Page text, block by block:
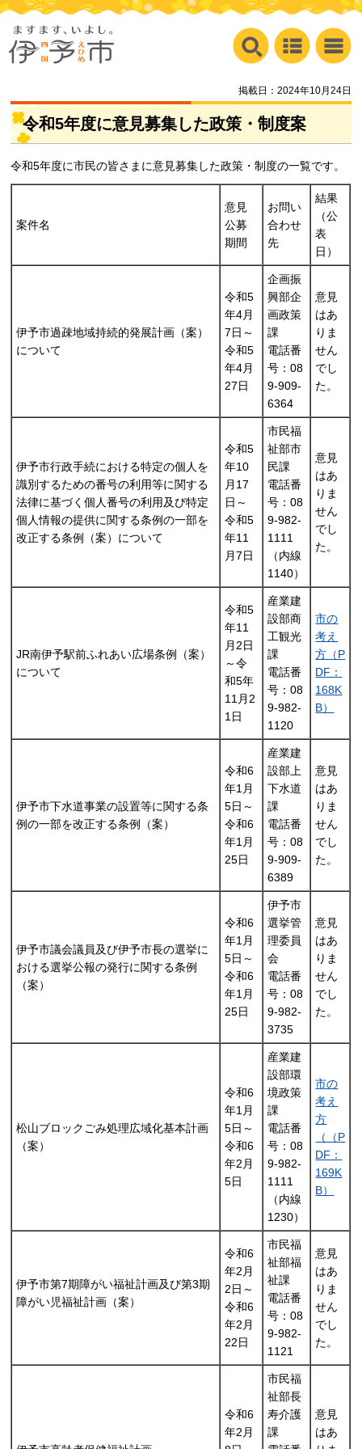
掲載日：2024年10月24日
令和5年度に意見募集した政策・制度案
令和5年度に市民の皆さまに意見募集した政策・制度の一覧です。
案件名
意見
公募
期間
お問い
合わせ
先
結果
（公
表
日）
伊予市過疎地域持続的発展計画（案）
について
令和5
年4月
7日～
令和5
年4月
27日
企画振
興部企
画政策
課
電話番
号：08
9-909-
6364
意見
はあ
りま
せん
でし
た。
伊予市行政手続における特定の個人を
識別するための番号の利用等に関する
法律に基づく個人番号の利用及び特定
個人情報の提供に関する条例の一部を
改正する条例（案）について
令和5
年10
月17
日～
令和5
年11
月7日
市民福
祉部市
民課
電話番
号：08
9-982-
1111
（内線
1140）
意見
はあ
りま
せん
でし
た。
JR南伊予駅前ふれあい広場条例（案）
について
令和5
年11
月2日
～令
和5年
11月2
1日
産業建
設部商
工観光
課
電話番
号：08
9-982-
1120
市の
考え
方（P
DF：
168K
B）
伊予市下水道事業の設置等に関する条
例の一部を改正する条例（案）
令和6
年1月
5日～
令和6
年1月
25日
産業建
設部上
下水道
課
電話番
号：08
9-909-
6389
意見
はあ
りま
せん
でし
た。
伊予市議会議員及び伊予市長の選挙に
おける選挙公報の発行に関する条例
（案）
令和6
年1月
5日～
令和6
年1月
25日
伊予市
選挙管
理委員
会
電話番
号：08
9-982-
3735
意見
はあ
りま
せん
でし
た。
松山ブロックごみ処理広域化基本計画
（案）
令和6
年1月
5日～
令和6
年2月
5日
産業建
設部環
境政策
課
電話番
号：08
9-982-
1111
（内線
1230）
市の
考え
方
（（P
DF：
169K
B）
伊予市第7期障がい福祉計画及び第3期
障がい児福祉計画（案）
令和6
年2月
2日～
令和6
年2月
22日
市民福
祉部福
祉課
電話番
号：08
9-982-
1121
意見
はあ
りま
せん
でし
た。
令和6
年2月
市民福
祉部長
寿介護
課
意見
はあ